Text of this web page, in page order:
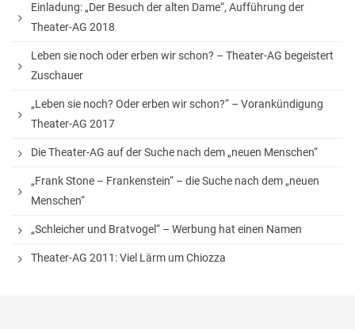
KAoA-Praxistage Sek II
Exkursion Universität Bielefeld
Ausbildungs- und Studienplatzsuche
Gemeinsam „Lernen lernen“
Soziales Lernen
Methodentraining
Wettbewerbe
Einladung: „Der Besuch der alten Dame“, Aufführung der
Theater-AG 2018
Leben sie noch oder erben wir schon? – Theater-AG begeistert
Zuschauer
„Leben sie noch? Oder erben wir schon?“ – Vorankündigung
Theater-AG 2017
Die Theater-AG auf der Suche nach dem „neuen Menschen“
„Frank Stone – Frankenstein“ – die Suche nach dem „neuen
Menschen“
„Schleicher und Bratvogel“ – Werbung hat einen Namen
Theater-AG 2011: Viel Lärm um Chiozza